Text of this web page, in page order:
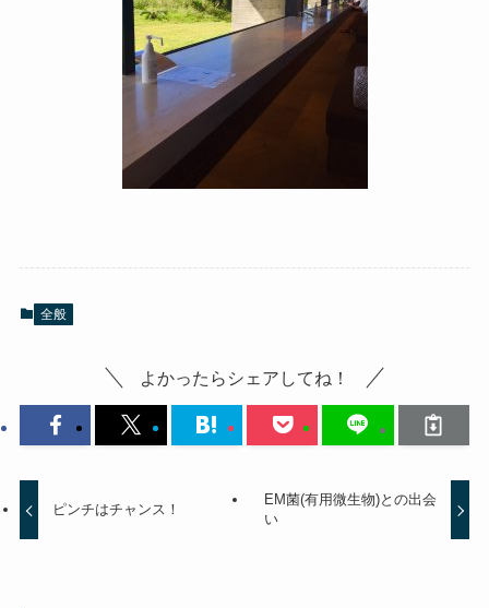
全般
よかったらシェアしてね！
ピンチはチャンス！
EM菌(有用微生物)との出会
い